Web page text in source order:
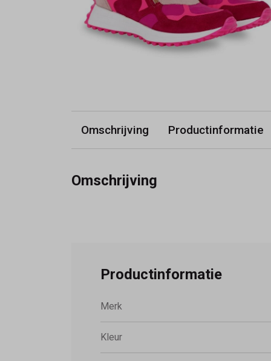
Omschrijving Productinformatie
Omschrijving
Productinformatie
Merk
Kleur